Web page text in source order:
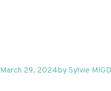
March 29, 2024bySylvie